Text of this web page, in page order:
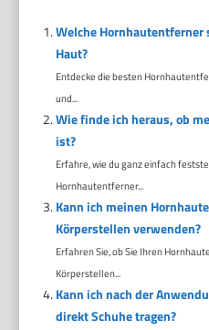
Welche
Haut?
Entdecke die besten
und...
Wie finde ich heraus, ob
ist?
Erfahre, wie du ganz einfach
Hornhautentferner...
Kann ich meinen
Körperstellen verwenden?
Erfahren Sie, ob Sie Ihren
Körperstellen...
Kann ich nach der
direkt Schuhe tragen?